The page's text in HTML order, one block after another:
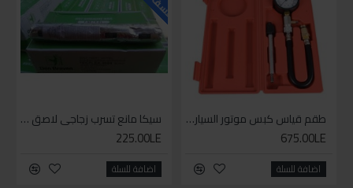
طقم قياس كبس موتور السياره 3 ق
675.00LE
اضافة للسلة
سيكا مانع تسرب زجاجي لاصق اسود 600 مل
225.00LE
اضافة للسلة